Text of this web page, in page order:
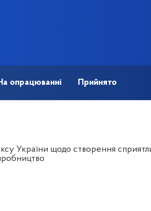
опрацюванні Прийнято
України щодо створення